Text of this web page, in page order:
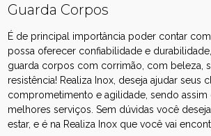
Guarda Corpos
É de principal importância poder contar
possa oferecer confiabilidade e
guarda corpos com corrimão, com beleza,
resistência! Realiza Inox, deseja ajudar seus
comprometimento e agilidade, sendo
melhores serviços. Sem dúvidas você
estar, e é na Realiza Inox que você vai